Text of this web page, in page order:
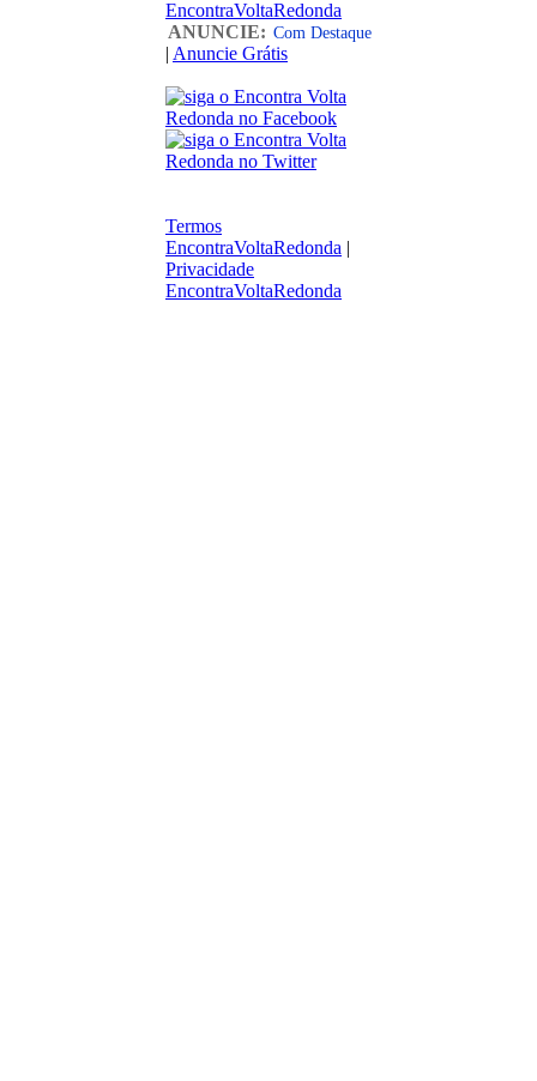
EncontraVoltaRedonda
ANUNCIE: Com Destaque
| Anuncie Grátis
Termos
EncontraVoltaRedonda |
Privacidade
EncontraVoltaRedonda